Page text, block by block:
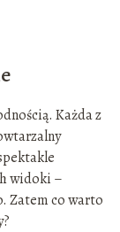
Każda z
widoki –
Zatem co warto